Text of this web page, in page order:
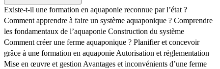
Existe-t-il une formation en aquaponie reconnue par l’état ?
Comment apprendre à faire un système aquaponique ? Comprendre
les fondamentaux de l’aquaponie Construction du système
Comment créer une ferme aquaponique ? Planifier et concevoir
grâce à une formation en aquaponie Autorisation et réglementation
Mise en œuvre et gestion Avantages et inconvénients d’une ferme